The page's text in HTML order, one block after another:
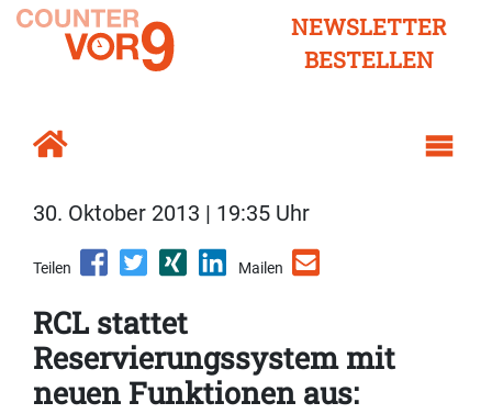
NEWSLETTER
BESTELLEN
30. Oktober 2013 | 19:35 Uhr
Teilen Mailen
RCL stattet
Reservierungssystem mit
neuen Funktionen aus: